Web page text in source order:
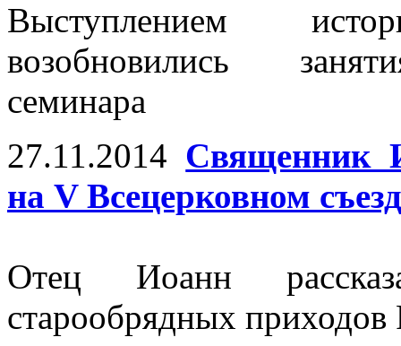
Выступлением
возобновились
семинара
27.11.2014 Священник
на V Всецерковном
Отец Иоанн
старообрядных